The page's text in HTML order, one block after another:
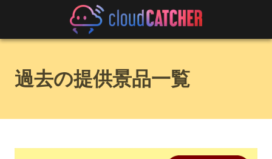
過去の提供景品一覧